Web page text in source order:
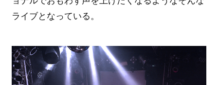
ライブとなっている。